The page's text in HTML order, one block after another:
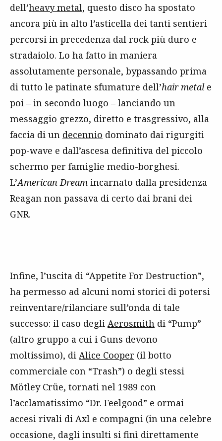
dell’heavy metal, questo disco ha spostato
ancora più in alto l’asticella dei tanti sentieri
percorsi in precedenza dal rock più duro e
stradaiolo. Lo ha fatto in maniera
assolutamente personale, bypassando prima
di tutto le patinate sfumature dell’hair metal e
poi – in secondo luogo – lanciando un
messaggio grezzo, diretto e trasgressivo, alla
faccia di un decennio dominato dai rigurgiti
pop-wave e dall’ascesa definitiva del piccolo
schermo per famiglie medio-borghesi.
L’American Dream incarnato dalla presidenza
Reagan non passava di certo dai brani dei
GNR.
Infine, l’uscita di “Appetite For Destruction”,
ha permesso ad alcuni nomi storici di potersi
reinventare/rilanciare sull’onda di tale
successo: il caso degli Aerosmith di “Pump”
(altro gruppo a cui i Guns devono
moltissimo), di Alice Cooper (il botto
commerciale con “Trash”) o degli stessi
Mötley Crüe, tornati nel 1989 con
l’acclamatissimo “Dr. Feelgood” e ormai
accesi rivali di Axl e compagni (in una celebre
occasione, dagli insulti si finì direttamente